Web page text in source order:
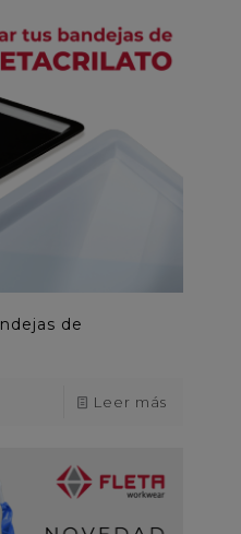
de
Leer más